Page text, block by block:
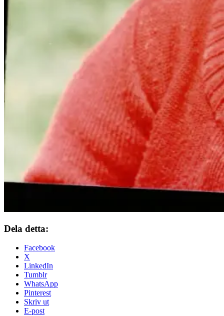
Dela detta:
Facebook
X
LinkedIn
Tumblr
WhatsApp
Pinterest
Skriv ut
E-post